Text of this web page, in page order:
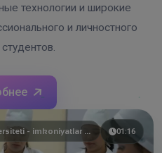
технологии и широкие
и личностного
Samarqand davlat tibbiyot universiteti - imkoniyatlar maydoni! 01:16